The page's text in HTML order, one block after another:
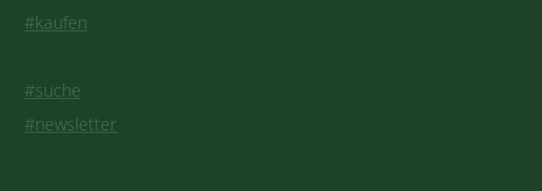
#kaufen
#suche
#newsletter